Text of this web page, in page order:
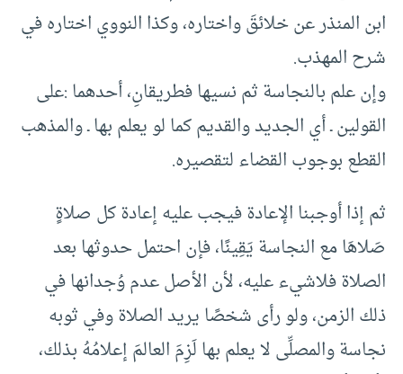
ابن المنذر عن خلائقَ واختاره، وكذا النووي اختاره في
شرح المهذب.
وإن علم بالنجاسة ثم نسيها فطريقانِ، أحدهما :على
القولين ـ أي الجديد والقديم كما لو يعلم بها ـ والمذهب
القطع بوجوب القضاء لتقصيره.
ثم إذا أوجبنا الإعادة فيجب عليه إعادة كل صلاةٍ
صَلاهَا مع النجاسة يَقِينًا، فإن احتمل حدوثها بعد
الصلاة فلاشيء عليه، لأن الأصل عدم وُجدانها في
ذلك الزمن، ولو رأى شخصًا يريد الصلاة وفي ثوبه
نجاسة والمصلِّى لا يعلم بها لَزِمَ العالمَ إعلامُهُ بذلك،